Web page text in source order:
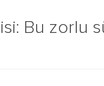
Bu zorlu